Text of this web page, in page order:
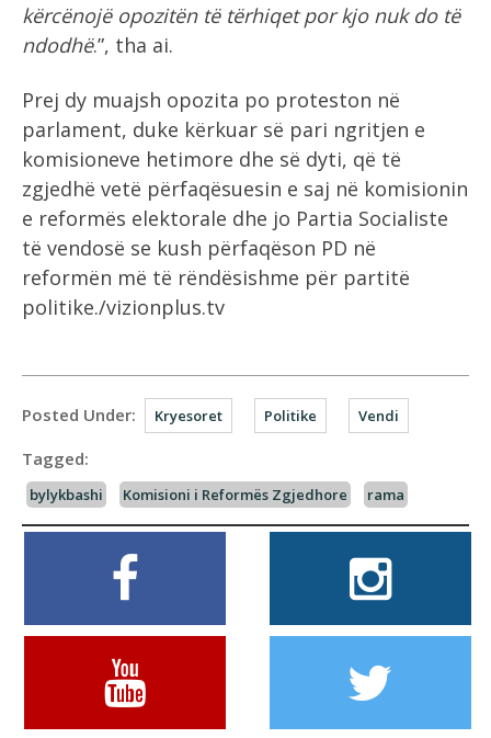
kërcënojë opozitën të tërhiqet por kjo nuk do të
ndodhë.”, tha ai.
Prej dy muajsh opozita po proteston në
parlament, duke kërkuar së pari ngritjen e
komisioneve hetimore dhe së dyti, që të
zgjedhë vetë përfaqësuesin e saj në komisionin
e reformës elektorale dhe jo Partia Socialiste
të vendosë se kush përfaqëson PD në
reformën më të rëndësishme për partitë
politike./vizionplus.tv
Posted Under: Kryesoret Politike Vendi
Tagged:
bylykbashi Komisioni i Reformës Zgjedhore rama